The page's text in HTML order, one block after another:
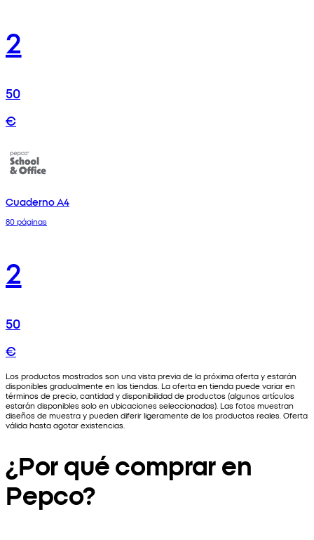
2
50
€
Cuaderno A4
80 páginas
2
50
€
Los productos mostrados son una vista previa de la próxima oferta y estarán
disponibles gradualmente en las tiendas. La oferta en tienda puede variar en
términos de precio, cantidad y disponibilidad de productos (algunos artículos
estarán disponibles solo en ubicaciones seleccionadas). Las fotos muestran
diseños de muestra y pueden diferir ligeramente de los productos reales. Oferta
válida hasta agotar existencias.
¿Por qué comprar en
Pepco?